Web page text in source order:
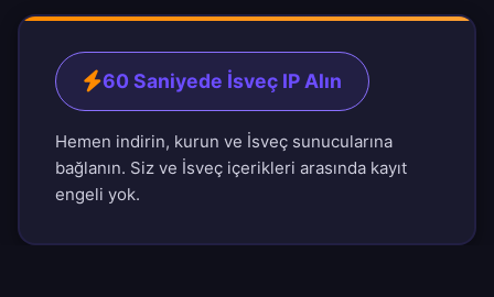
60 Saniyede İsveç IP Alın
Hemen indirin, kurun ve İsveç sunucularına
bağlanın. Siz ve İsveç içerikleri arasında kayıt
engeli yok.